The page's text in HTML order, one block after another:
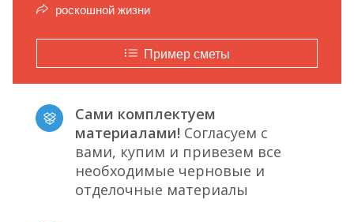
роскошной жизни
Пример сметы
Сами комплектуем
материалами! Согласуем с
вами, купим и привезем все
необходимые черновые и
отделочные материалы